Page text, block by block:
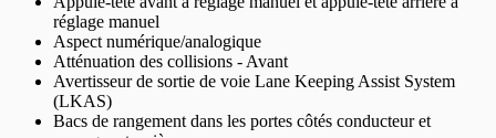
réglage manuel
Aspect numérique/analogique
Atténuation des collisions - Avant
Avertisseur de sortie de voie Lane Keeping Assist System
(LKAS)
Bacs de rangement dans les portes côtés conducteur et